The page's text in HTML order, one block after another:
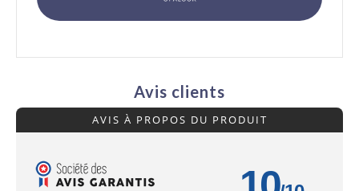
Avis clients
AVIS À PROPOS DU PRODUIT